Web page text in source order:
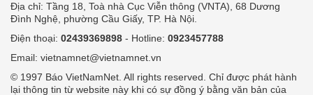
Địa chỉ: Tầng 18, Toà nhà Cục Viễn thông (VNTA), 68 Dương
Đình Nghệ, phường Cầu Giấy, TP. Hà Nội.
Điện thoại: 02439369898 - Hotline: 0923457788
Email: vietnamnet@vietnamnet.vn
© 1997 Báo VietNamNet. All rights reserved. Chỉ được phát hành
lại thông tin từ website này khi có sự đồng ý bằng văn bản của